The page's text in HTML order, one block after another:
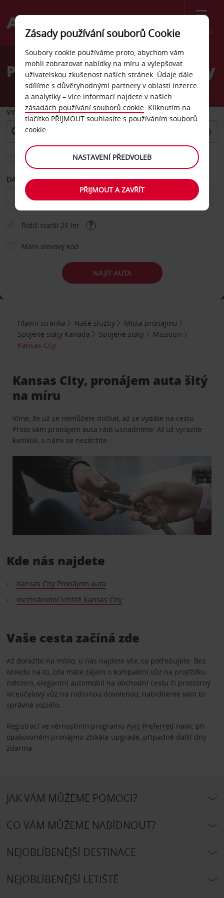
Menu
Welcome
AvisPronájem auta Kansas City
VYZVEDNOUT Z
Vyberte si jiné místo vrácení
DATUM OD DATUM DO
Řidič starší 25 let
Mám slevový kód
NAJÍT AUTA
Hlavní stránka Naše služby
Místa pronájmu
Spojené státy Kanada
Spojené státy
Missouri
Kansas City
Kansas City, pronájem auta šitý
na míru
Víme, že už se nemůžete dočkat, až se vydáte na cestu.
Proto vám pronájem auta rádi usnadníme. Ať už vyrazíte
kamkoli, s námi se nezdržíte.
Kde nás najdete
Kansas City Pronájem auta
mezinárodní letiště Kansas City
Vaše cesta začíná zde
Až dorazíte na místo, u nás najdete vše, co potřebujete. Bez
ohledu na to, zda máte zájem o kompaktní vůz na projížďku
městem, elegantní automobil na obchodní cestu či prostorný
víceúčelový vůz na rodinnou dovolenou, nabídneme vám to
správné vozidlo.
Registrací ve věrnostním programu Avis Preferred navíc při
opakovaném pronájmu získáte upgrade, případně další dny
zdarma.
JAK VÁM MŮŽEME POMOCI?
CO VÁM MŮŽEME NABÍDNOUT?
NEJOBLÍBENĚJŠÍ DESTINACE
NEJOBLÍBENĚJŠÍ LETIŠTĚ
Zásady používání souborů Cookie
Soubory cookie používáme proto, abychom vám
mohli zobrazovat nabídky na míru a vylepšovat
uživatelskou zkušenost našich stránek. Údaje dále
sdílíme s důvěryhodnými partnery v oblasti inzerce
a analytiky – více informací najdete v našich
zásadách používání souborů cookie. Kliknutím na
tlačítko PŘIJMOUT souhlasíte s používáním souborů
cookie.
NASTAVENÍ PŘEDVOLEB
PŘIJMOUT A ZAVŘÍT